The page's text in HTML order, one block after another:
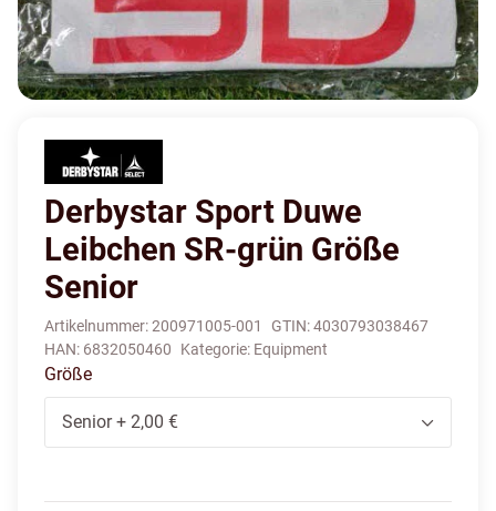
Derbystar Sport Duwe
Leibchen SR-grün Größe
Senior
Artikelnummer:200971005-001 GTIN:4030793038467
HAN: 6832050460 Kategorie: Equipment
Größe
Senior + 2,00 €